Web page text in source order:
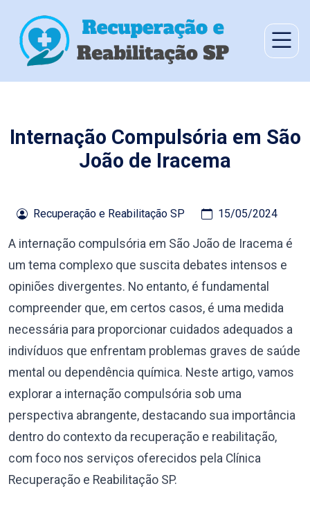
Internação Compulsória em São
João de Iracema
Recuperação e Reabilitação SP 15/05/2024
A internação compulsória em São João de Iracema é
um tema complexo que suscita debates intensos e
opiniões divergentes. No entanto, é fundamental
compreender que, em certos casos, é uma medida
necessária para proporcionar cuidados adequados a
indivíduos que enfrentam problemas graves de saúde
mental ou dependência química. Neste artigo, vamos
explorar a internação compulsória sob uma
perspectiva abrangente, destacando sua importância
dentro do contexto da recuperação e reabilitação,
com foco nos serviços oferecidos pela Clínica
Recuperação e Reabilitação SP.